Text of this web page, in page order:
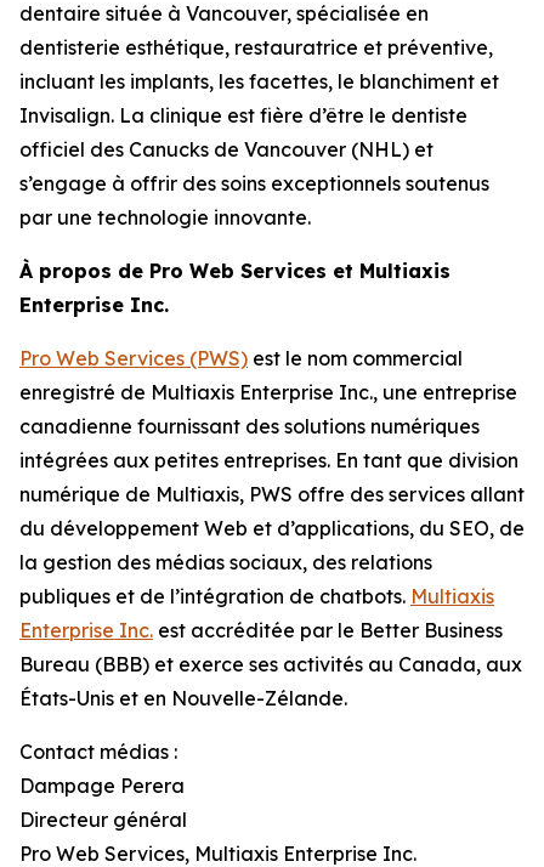
dentaire située à Vancouver, spécialisée en
dentisterie esthétique, restauratrice et préventive,
incluant les implants, les facettes, le blanchiment et
Invisalign. La clinique est fière d’être le dentiste
officiel des Canucks de Vancouver (NHL) et
s’engage à offrir des soins exceptionnels soutenus
par une technologie innovante.
À propos de Pro Web Services et Multiaxis
Enterprise Inc.
Pro Web Services (PWS) est le nom commercial
enregistré de Multiaxis Enterprise Inc., une entreprise
canadienne fournissant des solutions numériques
intégrées aux petites entreprises. En tant que division
numérique de Multiaxis, PWS offre des services allant
du développement Web et d’applications, du SEO, de
la gestion des médias sociaux, des relations
publiques et de l’intégration de chatbots. Multiaxis
Enterprise Inc. est accréditée par le Better Business
Bureau (BBB) et exerce ses activités au Canada, aux
États-Unis et en Nouvelle-Zélande.
Contact médias :
Dampage Perera
Directeur général
Pro Web Services, Multiaxis Enterprise Inc.